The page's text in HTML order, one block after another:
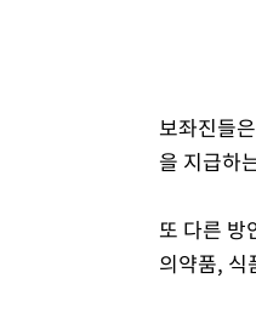
보좌진들
을 지급하
또 다른 방
의약품, 식